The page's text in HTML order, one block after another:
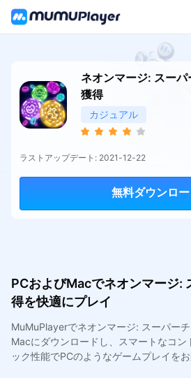
ネオンマージ: スーパ
獲得
カジュアル
ラストアップデート: 2021-12-22
無料ダウンロー
PCおよびMacでネオンマージ:
得を快適にプレイ
MuMuPlayerでネオンマージ: スーパー
Macにダウンロードし、スマートなコン
ック性能でPCのようなゲームプレイをお